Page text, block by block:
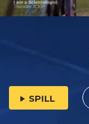
SPILL